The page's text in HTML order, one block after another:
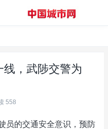
，武陟交警为
558
的交通安全意识，预防